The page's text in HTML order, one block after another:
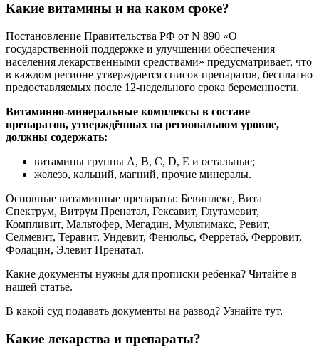
Какие витамины и на каком сроке?
Постановление Правительства РФ от N 890 «О
государственной поддержке и улучшении обеспечения
населения лекарственными средствами» предусматривает, что
в каждом регионе утверждается список препаратов, бесплатно
предоставляемых после 12-недельного срока беременности.
Витаминно-минеральные комплексы в составе
препаратов, утверждённых на региональном уровне,
должны содержать:
витамины группы А, В, С, D, Е и остальные;
железо, кальций, магний, прочие минералы.
Основные витаминные препараты: Бевиплекс, Вита
Спектрум, Витрум Пренатал, Гексавит, Глутамевит,
Компливит, Мальтофер, Мегадин, Мультимакс, Ревит,
Селмевит, Теравит, Ундевит, Фенюльс, Ферретаб, Ферровит,
Фолацин, Элевит Пренатал.
Какие документы нужны для прописки ребенка? Читайте в
нашей статье.
В какой суд подавать документы на развод? Узнайте тут.
Какие лекарства и препараты?